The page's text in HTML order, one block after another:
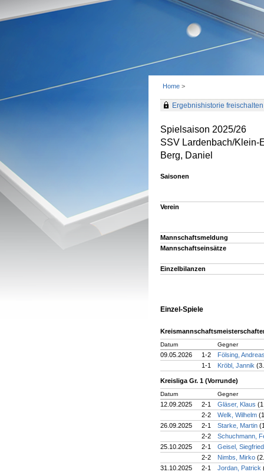
Home >
Ergebnishistorie freischalten
Spielsaison 2025/26
SSV Lardenbach/Klein-
Berg, Daniel
Saisonen
Verein
Mannschaftsmeldung
Mannschaftseinsätze
Einzelbilanzen
Einzel-Spiele
Datum Gegner
09.05.2026 1-2
Fölsing,
1-1
Kröbl, Jannik
Kreisliga Gr. 1 (Vorrunde)
Datum Gegner
12.09.2025 2-1 Gläser, Klaus
2-2
Welk, Wilhelm
26.09.2025
2-1 Starke, Martin
2-2
Schuchmann,
25.10.2025
2-1
Geisel,
2-2
Nimbs, Mirko
31.10.2025
2-1 Jordan, Patrick